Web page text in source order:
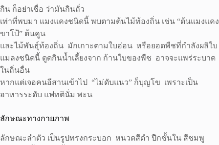
กิน ก็อย่าเชื่อ ว่ามันกินถั่ว
เท่าที่พบมา แมงแคงชนิดนี้ พบตามต้นไม้ท้องถิ่น เช่น “ต้นแมงแคง
ขาโป้” ต้นคูน
และไม้พันธุ์ท้องถิ่น มักเกาะตามใบอ่อน หรือยอดพืชที่กำลังผลิใบ
แมลงชนิดนี้ ดูดกินน้ำเลี้ยงจาก ก้านใบของพืช อาจจะแพร่ระบาด
ในถิ่นอื่น
หากแต่เจอคนอีสานเข้าไป “ไม่ดับแนว” ก็บุญโข เพราะเป็น
อาหารระดับ แฟทตินั่ม พะน
ลักษณะทางกายภาพ
ลักษณะลำตัว เป็นรูปทรงกระบอก หนวดสีดำ ปีกชั้นใน สีชมพู